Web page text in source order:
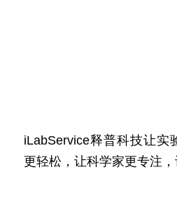
iLabService释普科技让实
更轻松，让科学家更专注，